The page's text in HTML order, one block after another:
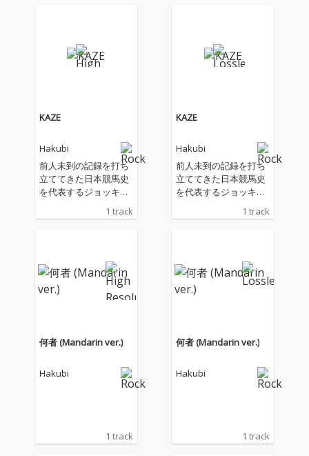
KAZE
Hakubi
前人未到の記録を打ち
立ててきた日本競馬史
を代表するジョッキ
40年を記念して開催さ
るムービー『The Derb
y Dream Goes ON〜鳴
りやまないダービーの
1 track
KAZE
Hakubi
前人未到の記録を打ち
立ててきた日本競馬史
を代表するジョッキ
ー・武豊の、デビュー
40年を記念して開催さ
るムービー『The Derb
y Dream Goes ON〜鳴
りやまないダービーの
1 track
何者 (Mandarin ver.)
Hakubi
1 track
何者 (Mandarin ver.)
Hakubi
1 track